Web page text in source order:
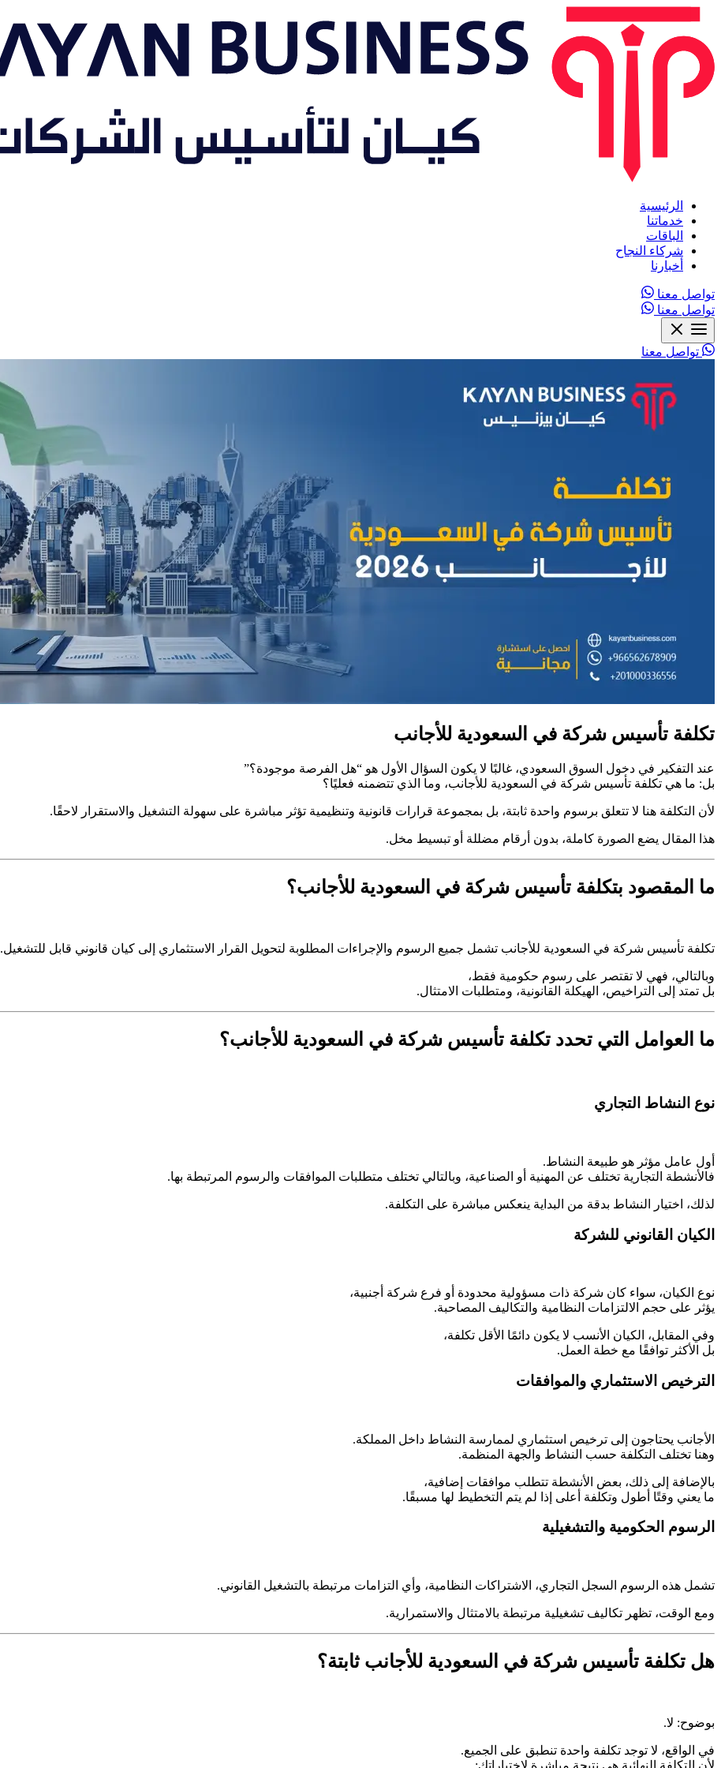
الرئيسية
خدماتنا
الباقات
شركاء النجاح
أخبارنا
تواصل معنا
تواصل معنا
تواصل معنا
تكلفة تأسيس شركة في السعودية للأجانب
عند التفكير في دخول السوق السعودي، غالبًا لا يكون السؤال الأول هو “هل الفرصة موجودة؟”
بل: ما هي تكلفة تأسيس شركة في السعودية للأجانب، وما الذي تتضمنه فعليًا؟
لأن التكلفة هنا لا تتعلق برسوم واحدة ثابتة، بل بمجموعة قرارات قانونية وتنظيمية تؤثر مباشرة على سهولة التشغيل والاستقرار لاحقًا.
هذا المقال يضع الصورة كاملة، بدون أرقام مضللة أو تبسيط مخل.
ما المقصود بتكلفة تأسيس شركة في السعودية للأجانب؟
تكلفة تأسيس شركة في السعودية للأجانب تشمل جميع الرسوم والإجراءات المطلوبة لتحويل القرار الاستثماري إلى كيان قانوني قابل للتشغيل.
وبالتالي، فهي لا تقتصر على رسوم حكومية فقط،
بل تمتد إلى التراخيص، الهيكلة القانونية، ومتطلبات الامتثال.
ما العوامل التي تحدد تكلفة تأسيس شركة في السعودية للأجانب؟
نوع النشاط التجاري
أول عامل مؤثر هو طبيعة النشاط.
فالأنشطة التجارية تختلف عن المهنية أو الصناعية، وبالتالي تختلف متطلبات الموافقات والرسوم المرتبطة بها.
لذلك، اختيار النشاط بدقة من البداية ينعكس مباشرة على التكلفة.
الكيان القانوني للشركة
نوع الكيان، سواء كان شركة ذات مسؤولية محدودة أو فرع شركة أجنبية،
يؤثر على حجم الالتزامات النظامية والتكاليف المصاحبة.
وفي المقابل، الكيان الأنسب لا يكون دائمًا الأقل تكلفة،
بل الأكثر توافقًا مع خطة العمل.
الترخيص الاستثماري والموافقات
الأجانب يحتاجون إلى ترخيص استثماري لممارسة النشاط داخل المملكة.
وهنا تختلف التكلفة حسب النشاط والجهة المنظمة.
بالإضافة إلى ذلك، بعض الأنشطة تتطلب موافقات إضافية،
ما يعني وقتًا أطول وتكلفة أعلى إذا لم يتم التخطيط لها مسبقًا.
الرسوم الحكومية والتشغيلية
تشمل هذه الرسوم السجل التجاري، الاشتراكات النظامية، وأي التزامات مرتبطة بالتشغيل القانوني.
ومع الوقت، تظهر تكاليف تشغيلية مرتبطة بالامتثال والاستمرارية.
هل تكلفة تأسيس شركة في السعودية للأجانب ثابتة؟
بوضوح: لا.
في الواقع، لا توجد تكلفة واحدة تنطبق على الجميع.
لأن التكلفة النهائية هي نتيجة مباشرة لاختياراتك: